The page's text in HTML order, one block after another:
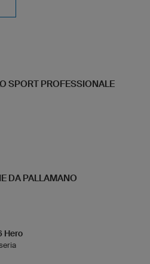
SPORT PROFESSIONALE
DA PALLAMANO
Hero